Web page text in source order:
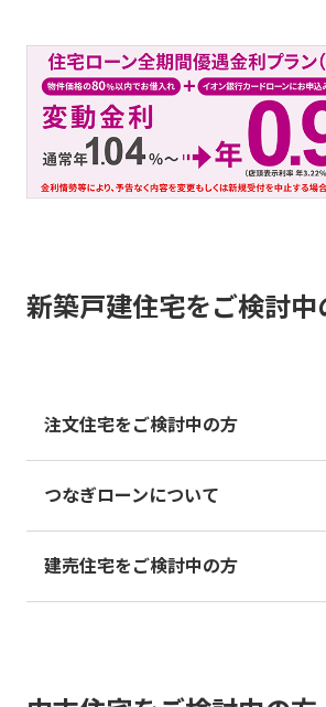
新築戸建住宅をご検討中
注文住宅をご検討中の方
つなぎローンについて
建売住宅をご検討中の方